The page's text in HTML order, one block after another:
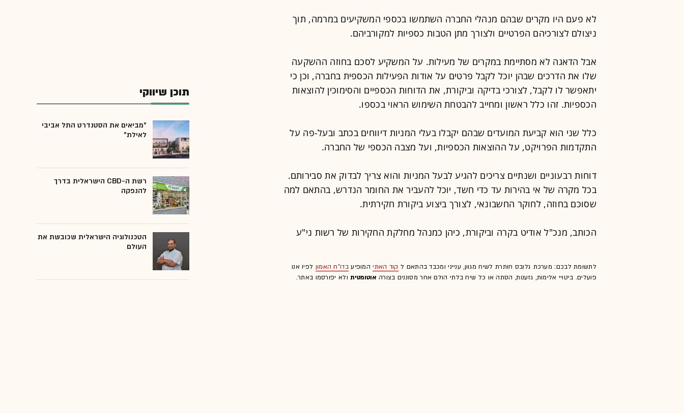
לא פעם היו מקרים שבהם מנהלי החברה השתמשו בכספי המשקיעים במרמה, תוך
ניצולם לצורכיהם הפרטיים ולצורך מתן הטבות כספיות למקורביהם.
אבל הדאגה לא מסתיימת במקרים של מעילות. על המשקיע לסכם בחוזה ההשקעה
שלו את הדרכים שבהן יוכל לקבל פרטים על אודות הפעילות הכספית בחברה, וכן כי
יתאפשר לו לקבל, לצורכי בדיקה וביקורת, את הדוחות הכספיים והסימוכין להוצאות
הכספיות. זהו כלל ראשון ומחייב להבטחת השימוש הראוי בכספו.
כלל שני הוא קביעת המועדים שבהם יקבלו בעלי המניות דיווחים בכתב ובעל-פה על
התקדמות הפרויקט, על ההוצאות הכספיות, ועל מצבה הכספי של החברה.
דוחות רבעוניים ושנתיים צריכים להגיע לבעל המניות והוא צריך לבדוק את סבירותם.
בכל מקרה של אי בהירות עד כדי חשד, יוכל להעביר את החומר הנדרש, בהתאם למה
שסוכם בחוזה, לחוקר החשבונאי, לצורך ביצוע ביקורת חקירתית.
הכותב, מנכ"ל אודיט בקרה וביקורת, כיהן כמנהל מחלקת החקירות של רשות ני"ע
לתשומת לבכם: מערכת גלובס חותרת לשיח מגוון, ענייני ומכבד בהתאם ל קוד האתיהמופיעבדו"ח האמון לפיו אנו
פועלים. ביטויי אלימות, גזענות, הסתה או כל שיח בלתי הולם אחר מסוננים בצורה אוטומטיתולא יפורסמו באתר.
תוכן שיווקי
"מביאים את הסטנדרט התל אביבי
לאילת"
רשת ה-CBD הישראלית בדרך
להנפקה
הטכנולוגיה הישראלית שכובשת את
העולם